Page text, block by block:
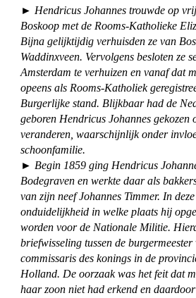
► Hendricus Johannes trouwde op
Boskoop met de Rooms-Katholieke
Bijna gelijktijdig verhuisden ze van
Waddinxveen. Vervolgens besloten ze
Amsterdam te verhuizen en vanaf dat
opeens als Rooms-Katholiek
Burgerlijke stand. Blijkbaar had de
geboren Hendricus Johannes gekozen
veranderen, waarschijnlijk onder
schoonfamilie.
► Begin 1859 ging Hendricus
Bodegraven en werkte daar als
van zijn neef Johannes Timmer. In
onduidelijkheid in welke plaats hij
worden voor de Nationale Militie.
briefwisseling tussen de
commissaris des konings in de
Holland. De oorzaak was het feit dat
haar zoon niet had erkend en